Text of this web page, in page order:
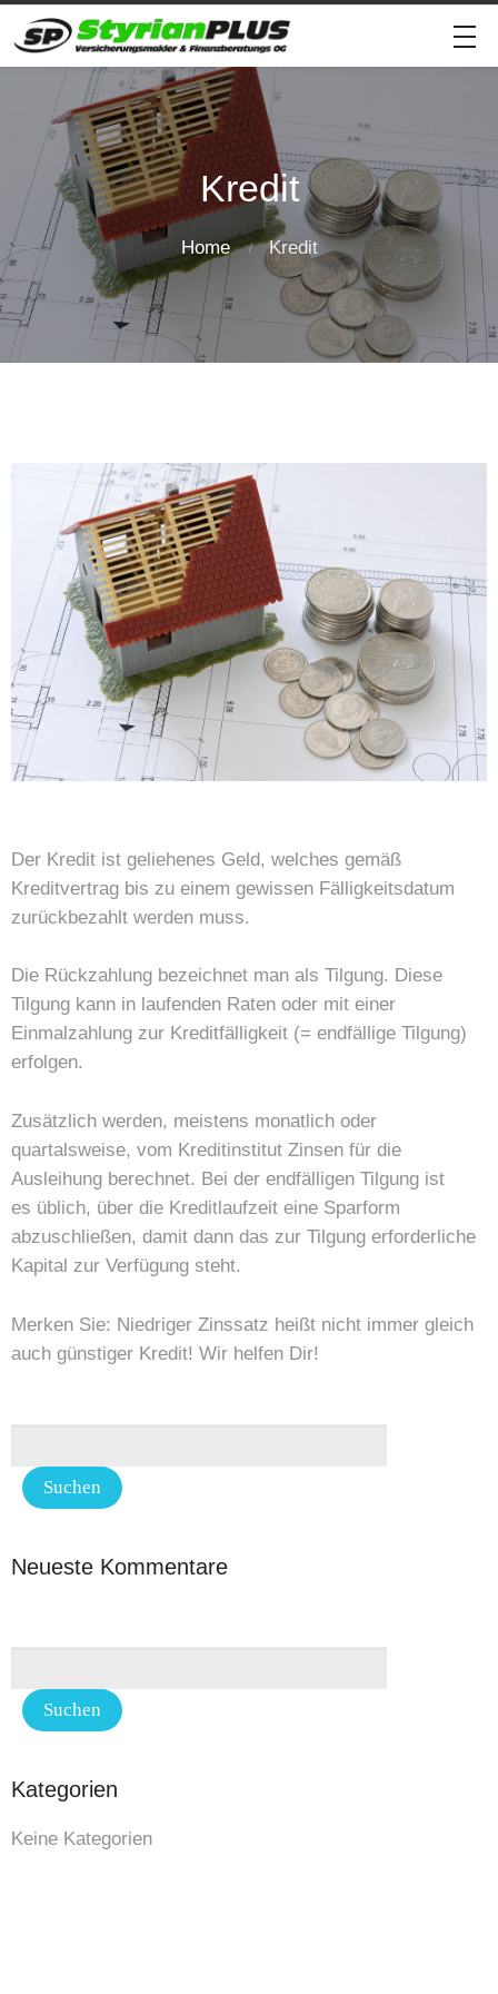
Kredit
Home Kredit
Der Kredit ist geliehenes Geld, welches gemäß
Kreditvertrag bis zu einem gewissen Fälligkeitsdatum
zurückbezahlt werden muss.
Die Rückzahlung bezeichnet man als Tilgung. Diese
Tilgung kann in laufenden Raten oder mit einer
Einmalzahlung zur Kreditfälligkeit (= endfällige Tilgung)
erfolgen.
Zusätzlich werden, meistens monatlich oder
quartalsweise, vom Kreditinstitut Zinsen für die
Ausleihung berechnet. Bei der endfälligen Tilgung ist
es üblich, über die Kreditlaufzeit eine Sparform
abzuschließen, damit dann das zur Tilgung erforderliche
Kapital zur Verfügung steht.
Merken Sie: Niedriger Zinssatz heißt nicht immer gleich
auch günstiger Kredit! Wir helfen Dir!
Neueste Kommentare
Kategorien
Keine Kategorien